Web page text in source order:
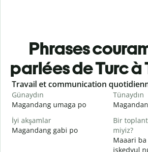
Phrases
parlées de Turc
Slide 1 of 6
Travail et communication
Günaydın
Magandang umaga po
Tünaydın
İyi akşamlar
Magandang gabi po
Bir
miyiz?
Maaari
iskedyul